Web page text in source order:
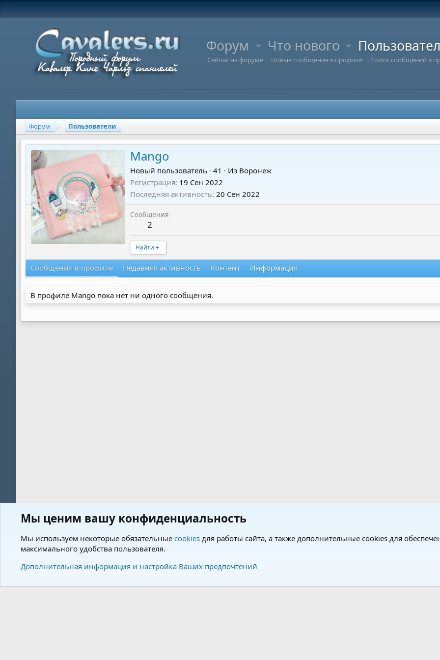
Форум Что нового
Сейчас на форуме Новые сообщения в профиле Поиск сообщений в
Форум Пользователи
Mango
Новый пользователь · 41 · Из Воронеж
Регистрация 19 Сен 2022
Последняя активность 20 Сен 2022
Сообщения
2
Найти
Сообщения в профиле Недавняя активность Контент Информация
В профиле Mango пока нет ни одного сообщения.
Мы ценим вашу конфиденциальность
Мы используем некоторые обязательные cookies для работы сайта, а также дополнительные cookies для
максимального удобства пользователя.
Дополнительная информация и настройка Ваших предпочтений